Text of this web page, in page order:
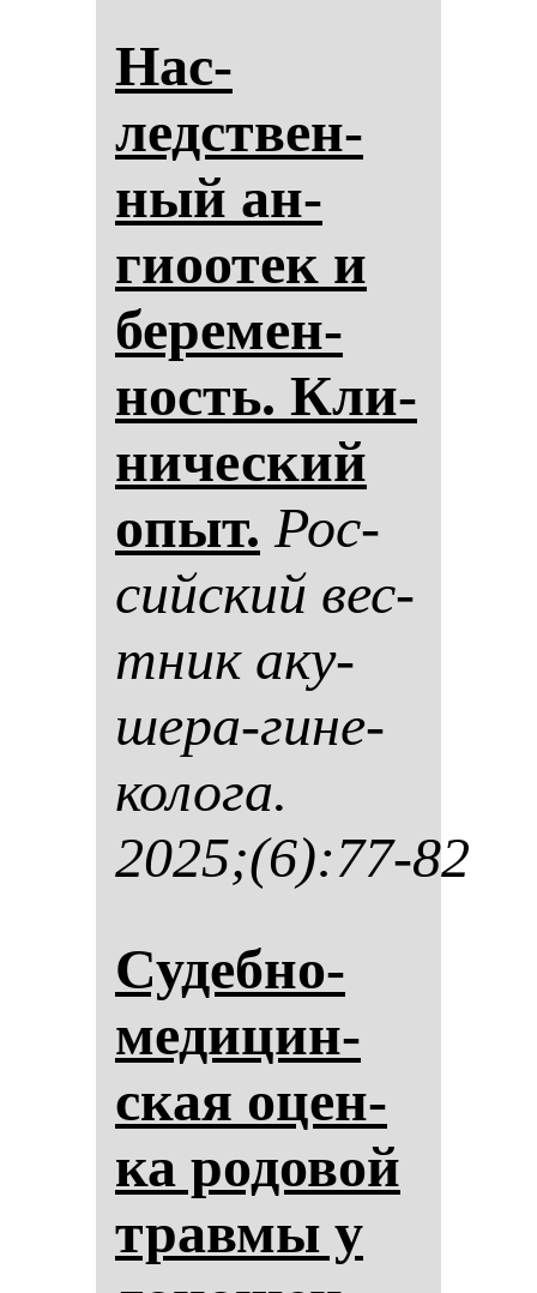
Нас­
ледствен­
ный ан­
гиоотек и
бе­ре­мен­
ность. Кли­
ни­чес­кий
опыт. Рос­
сий­ский вес­
тник аку­
ше­ра-ги­не­
ко­ло­га.
2025;(6):77-82
Су­деб­но-
ме­ди­цин­
ская оцен­
ка ро­до­вой
трав­мы у